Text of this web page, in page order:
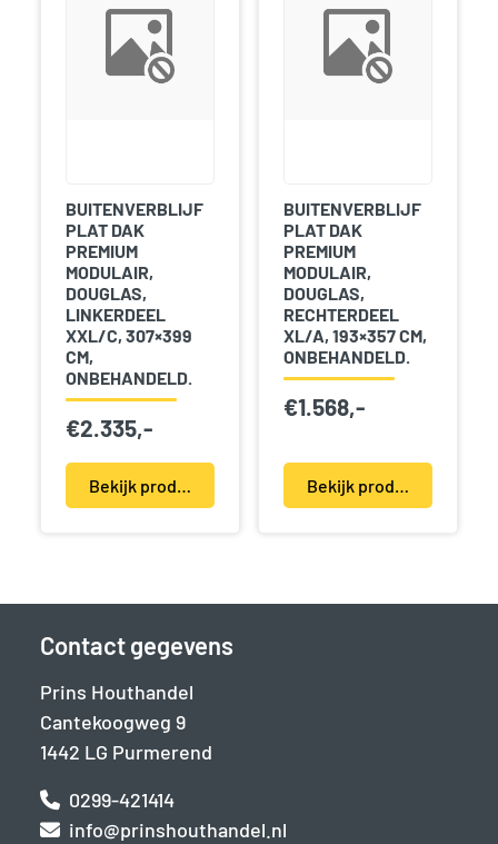
BUITENVERBLIJF
PLAT DAK
PREMIUM
MODULAIR,
DOUGLAS,
LINKERDEEL
XXL/C, 307×399
CM,
ONBEHANDELD.
€2.335,-
Bekijk product(en)
BUITENVERBLIJF
PLAT DAK
PREMIUM
MODULAIR,
DOUGLAS,
RECHTERDEEL
XL/A, 193×357 CM,
ONBEHANDELD.
€1.568,-
Bekijk product(en)
Contact gegevens
Prins Houthandel
Cantekoogweg 9
1442 LG Purmerend
0299-421414
info@prinshouthandel.nl